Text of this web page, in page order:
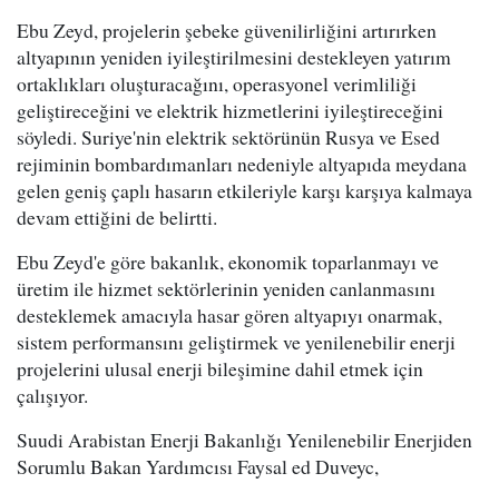
Ebu Zeyd, projelerin şebeke güvenilirliğini artırırken
altyapının yeniden iyileştirilmesini destekleyen yatırım
ortaklıkları oluşturacağını, operasyonel verimliliği
geliştireceğini ve elektrik hizmetlerini iyileştireceğini
söyledi. Suriye'nin elektrik sektörünün Rusya ve Esed
rejiminin bombardımanları nedeniyle altyapıda meydana
gelen geniş çaplı hasarın etkileriyle karşı karşıya kalmaya
devam ettiğini de belirtti.
Ebu Zeyd'e göre bakanlık, ekonomik toparlanmayı ve
üretim ile hizmet sektörlerinin yeniden canlanmasını
desteklemek amacıyla hasar gören altyapıyı onarmak,
sistem performansını geliştirmek ve yenilenebilir enerji
projelerini ulusal enerji bileşimine dahil etmek için
çalışıyor.
Suudi Arabistan Enerji Bakanlığı Yenilenebilir Enerjiden
Sorumlu Bakan Yardımcısı Faysal ed Duveyc,